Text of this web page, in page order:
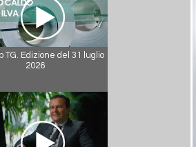
TG. Edizione del 31 luglio
2026